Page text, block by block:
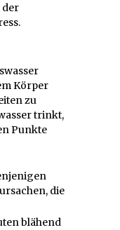
der
Körper
zu
trinkt,
Punkte
die
blähend